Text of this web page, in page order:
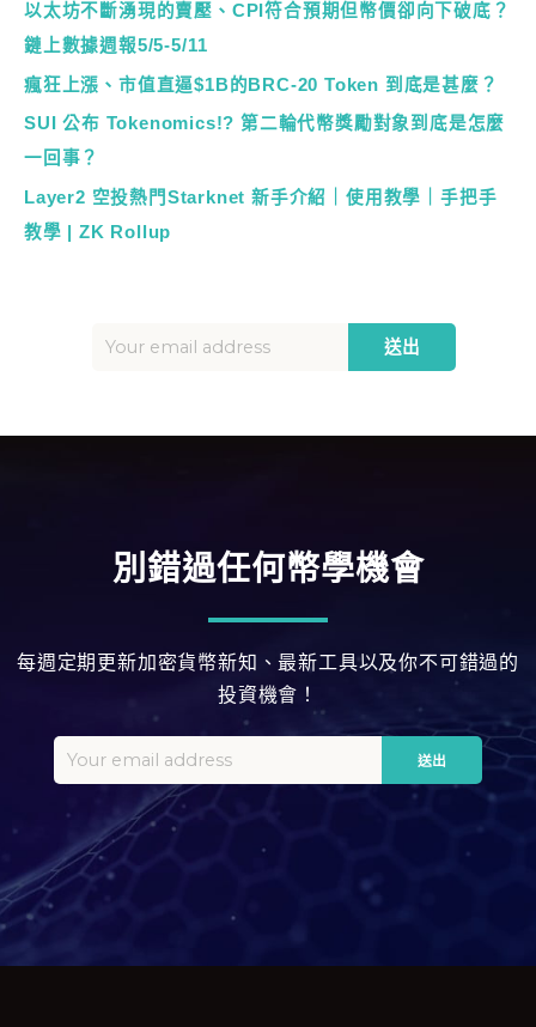
以太坊不斷湧現的賣壓、CPI符合預期但幣價卻向下破底？
鏈上數據週報5/5-5/11
瘋狂上漲、市值直逼$1B的BRC-20 Token 到底是甚麼？
SUI 公布 Tokenomics!? 第二輪代幣獎勵對象到底是怎麼
一回事？
Layer2 空投熱門Starknet 新手介紹｜使用教學｜手把手
教學 | ZK Rollup
別錯過任何幣學機會
每週定期更新加密貨幣新知、最新工具以及你不可錯過的
投資機會！